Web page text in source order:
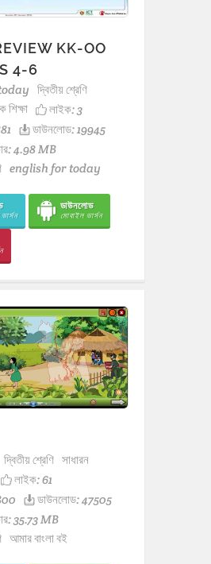
KK-OO
4-6
দ্বিতীয় শ্রেণি
শিক্ষা লাইক:3
ডাউনলোড: 19945
4.98 MB
english for today
ডাউনলোড
মোবাইল ভার্সন
দ্বিতীয় শ্রেণি সাধারন
লাইক:61
ডাউনলোড: 47505
35.73 MB
আমার বাংলা বই